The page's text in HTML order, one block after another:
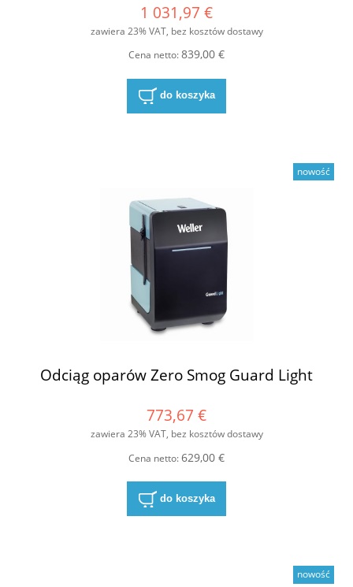
1 031,97 €
zawiera 23% VAT, bez kosztów dostawy
Cena netto:839,00 €
do koszyka
Odciąg oparów Zero Smog Guard Light
773,67 €
zawiera 23% VAT, bez kosztów dostawy
Cena netto:629,00 €
do koszyka
nowość
nowość